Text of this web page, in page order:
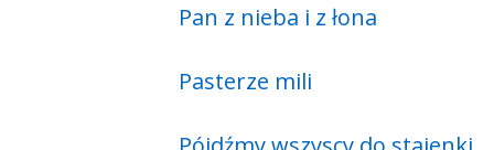
Pan z nieba i z łona
Pasterze mili